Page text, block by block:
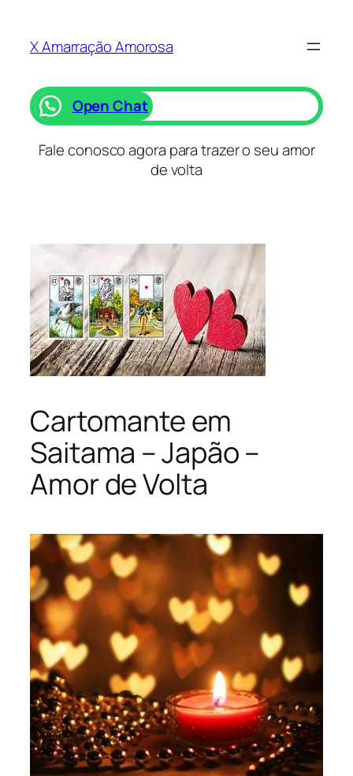
X Amarração Amorosa
Open Chat
Fale conosco agora para trazer o seu amor
de volta
Cartomante em
Saitama – Japão –
Amor de Volta